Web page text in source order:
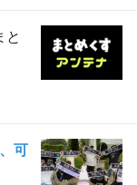
と
可